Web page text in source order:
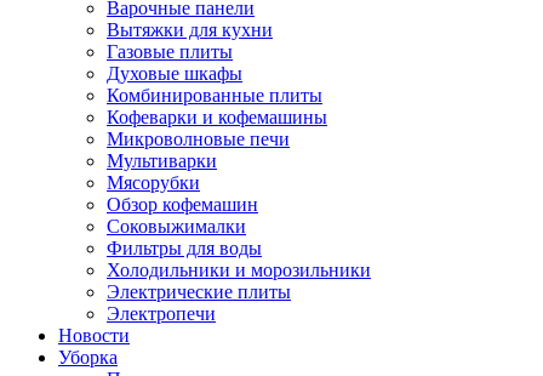
Варочные панели
Вытяжки для кухни
Газовые плиты
Духовые шкафы
Комбинированные плиты
Кофеварки и кофемашины
Микроволновые печи
Мультиварки
Мясорубки
Обзор кофемашин
Соковыжималки
Фильтры для воды
Холодильники и морозильники
Электрические плиты
Электропечи
Новости
Уборка